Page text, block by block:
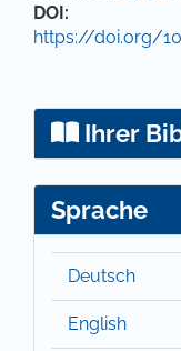
DOI:
https://doi.org/
Ihrer
Sprache
Deutsch
English